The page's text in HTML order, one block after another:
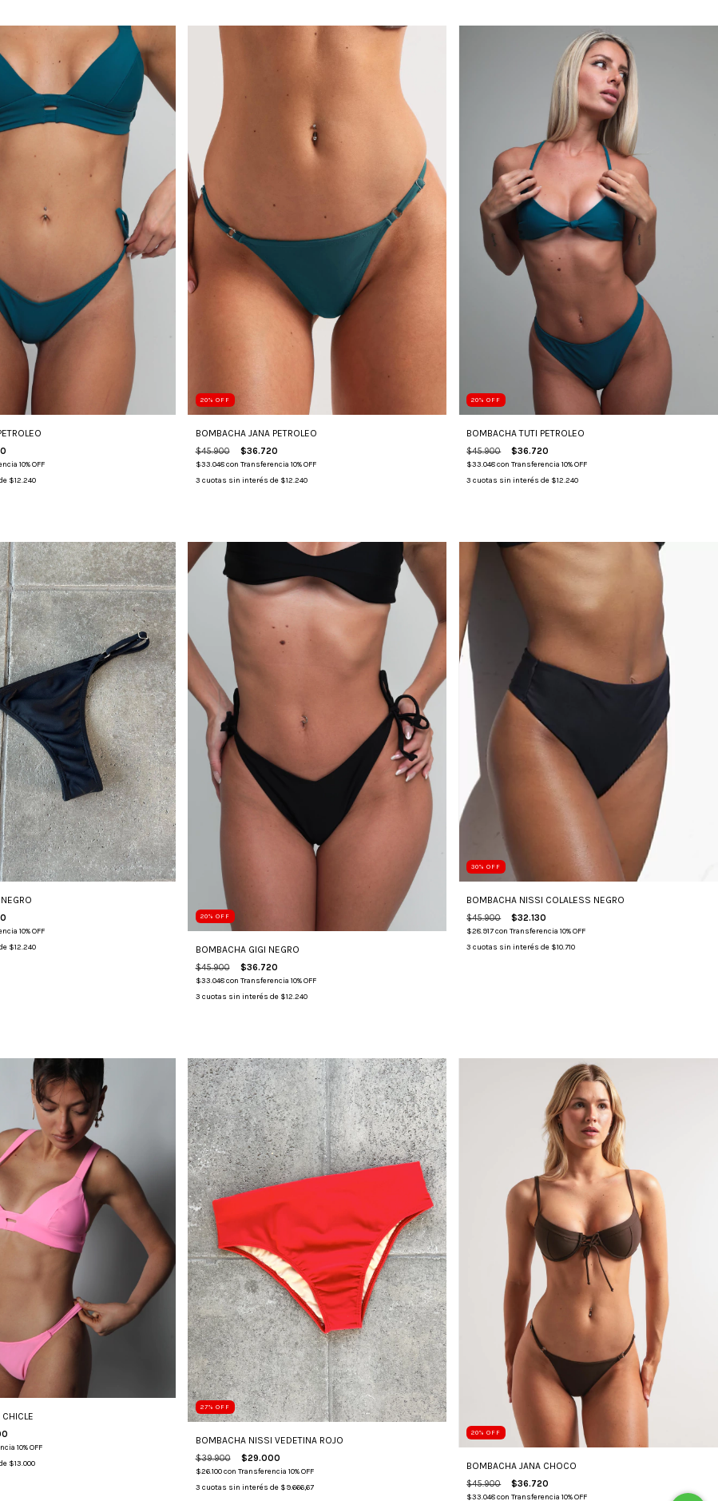
10% OFF
$12.240
20% OFF
BOMBACHA JANA PETROLEO
$45.900 $36.720
$33.048con Transferencia 10% OFF
3 cuotas sin interés de $12.240
20%OFF
BOMBACHA TUTI PETROLEO
$45.900 $36.720
$33.048con Transferencia 10% OFF
3 cuotas sin interés de $12.240
10% OFF
$12.240
20% OFF
BOMBACHA GIGI NEGRO
$45.900 $36.720
$33.048con Transferencia 10% OFF
3 cuotas sin interés de $12.240
30%OFF
BOMBACHA NISSI COLALESS NEGRO
$45.900 $32.130
$28.917con Transferencia 10% OFF
3 cuotas sin interés de $10.710
10% OFF
$13.000
27% OFF
BOMBACHA NISSI VEDETINA ROJO
$39.900 $29.000
$26.100con Transferencia 10% OFF
3 cuotas sin interés de $9.666,67
20%OFF
BOMBACHA JANA CHOCO
$45.900 $36.720
$33.048con Transferencia 10% OFF